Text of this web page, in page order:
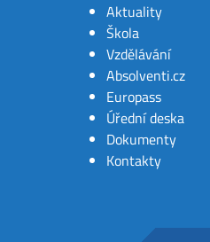
Aktuality
Škola
Vzdělávání
Absolventi.cz
Europass
Úřední deska
Dokumenty
Kontakty